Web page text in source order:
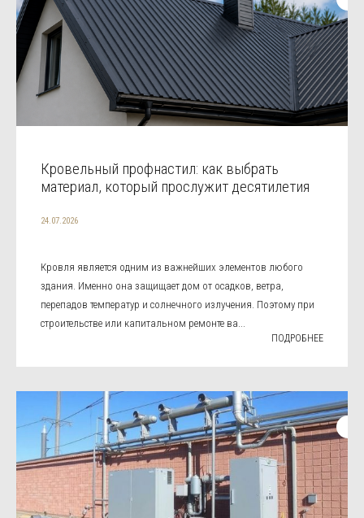
Кровельный профнастил: как выбрать
материал, который прослужит десятилетия
24.07.2026
Кровля является одним из важнейших элементов любого
здания. Именно она защищает дом от осадков, ветра,
перепадов температур и солнечного излучения. Поэтому при
строительстве или капитальном ремонте ва...
ПОДРОБНЕЕ